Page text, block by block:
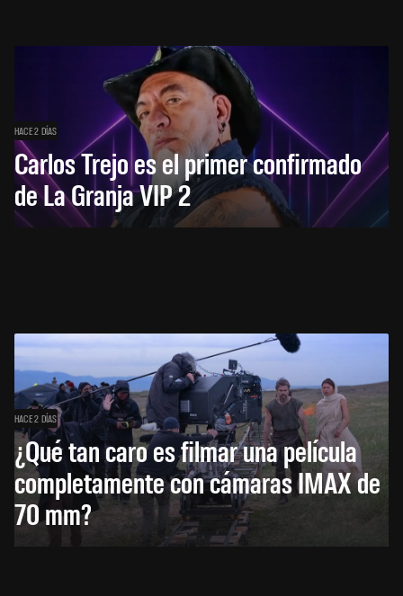
HACE 2 DÍAS
Carlos Trejo es el primer confirmado
de La Granja VIP 2
HACE 2 DÍAS
¿Qué tan caro es filmar una película
completamente con cámaras IMAX de
70 mm?